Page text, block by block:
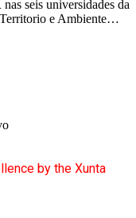
seis universidades da
e Ambiente…
by the Xunta